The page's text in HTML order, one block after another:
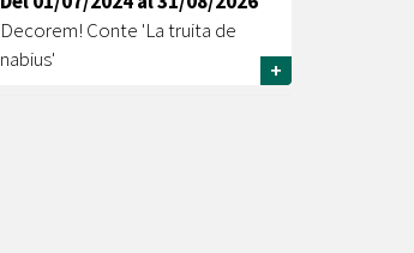
Decorem! Conte 'La truita de
nabius'
+